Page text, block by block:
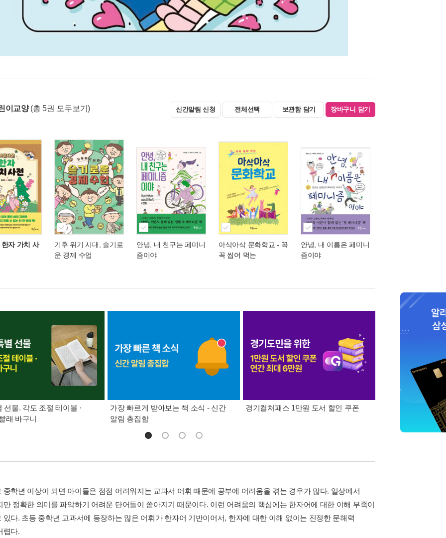
이교양 (총 5권 모두보기) 신간알림 신청 전체선택 보관함 담기 장바구니 담기
자 가치 사
기후 위기 시대, 슬기로
운 경제 수업
안녕, 내 친구는 페미니
즘이야
아삭아삭 문화학교 - 꼭
꼭 씹어 먹는
안녕, 내 이름은 페미니
즘이야
선물. 각도 조절 테이블 ·
래 바구니
가장 빠르게 받아보는 책 소식 - 신간
알림 총집합
경기컬처패스 1만원 도서 할인 쿠폰 삼성카드가 쏜다! 알
중학년 이상이 되면 아이들은 점점 어려워지는 교과서 어휘 때문에 공부에 어려움을 겪는 경우가 많다. 일상에서
만 정확한 의미를 파악하기 어려운 단어들이 쏟아지기 때문이다. 이런 어려움의 핵심에는 한자어에 대한 이해 부족이
있다. 초등 중학년 교과서에 등장하는 많은 어휘가 한자어 기반이어서, 한자에 대한 이해 없이는 진정한 문해력
렵다.